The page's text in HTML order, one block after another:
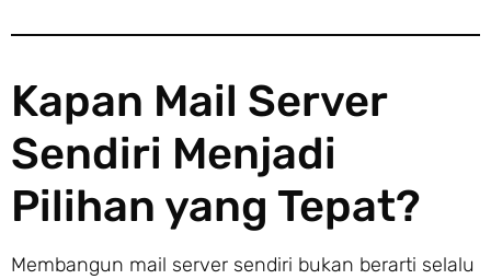
Kapan Mail Server
Sendiri Menjadi
Pilihan yang Tepat?
Membangun mail server sendiri bukan berarti selalu